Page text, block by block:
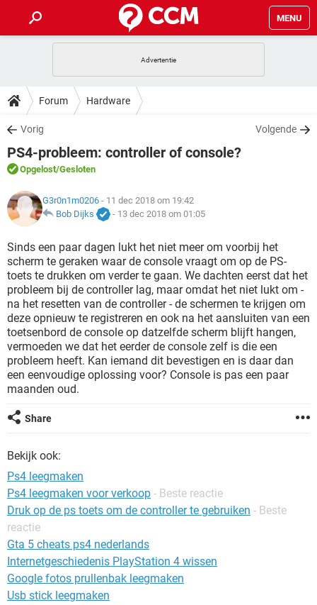
MENU
INSTAGRAM
NETFLIX
GRATIS SNAPCHAT
TIKTOK
HOW-TO
VIDEOBELLEN
NETFLIX
GRATIS
TIKTOK
DOWNLOADS
VIDEOBELLEN GAMES
INSTAGRAM
NETFLIX CORONAVIRUS
GRATIS
TIKTOK
FORUM
VIDEOBELLEN
INSTAGRAM WINDOWS 10
GRATIS SNAPCHAT
TIKTOK
ARTIKELEN
VIDEOBELLEN
INSTAGRAM WINDOWS 10
NETFLIX CORONAVIRUS
GRATIS SNAPCHAT
TIKTOK
Forum Hardware
Vorig Volgende
PS4-probleem: controller of console?
Opgelost/Gesloten
G3r0n1m0206 - 11 dec 2018 om 19:42
Bob Dijks
- 13 dec 2018 om 01:05
Sinds een paar dagen lukt het niet meer om voorbij het
scherm te geraken waar de console vraagt om op de PS-
toets te drukken om verder te gaan. We dachten eerst dat het
probleem bij de controller lag, maar omdat het niet lukt om -
na het resetten van de controller - de schermen te krijgen om
deze opnieuw te registreren en ook na het aansluiten van een
toetsenbord de console op datzelfde scherm blijft hangen,
vermoeden we dat het eerder de console zelf is die een
probleem heeft. Kan iemand dit bevestigen en is daar dan
een eenvoudige oplossing voor? Console is pas een paar
maanden oud.
Share
Bekijk ook:
Ps4 leegmaken
Ps4 leegmaken voor verkoop - Beste reactie
Druk op de ps toets om de controller te gebruiken - Beste
reactie
Gta 5 cheats ps4 nederlands
Internetgeschiedenis PlayStation 4 wissen
Google fotos prullenbak leegmaken
Usb stick leegmaken